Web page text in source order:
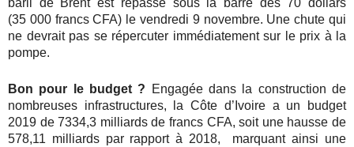
(35 000 francs CFA) le vendredi 9 novembre. Une chute qui
ne devrait pas se répercuter immédiatement sur le prix à la
pompe.
Bon pour le budget ? Engagée dans la construction de
nombreuses infrastructures, la Côte d’Ivoire a un budget
2019 de 7334,3 milliards de francs CFA, soit une hausse de
578,11 milliards par rapport à 2018, marquant ainsi une